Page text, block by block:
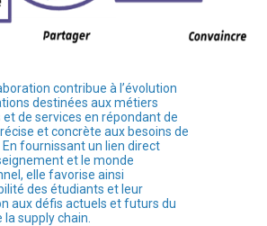
contribue à l’évolution
destinées aux métiers
de services en répondant de
et concrète aux besoins de
En fournissant un lien direct
et le monde
elle favorise ainsi
des étudiants et leur
aux défis actuels et futurs du
supply chain.